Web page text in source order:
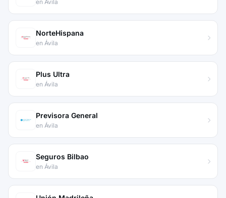
en Ávila
NorteHispana
en Ávila
Plus Ultra
en Ávila
Previsora General
en Ávila
Seguros Bilbao
en Ávila